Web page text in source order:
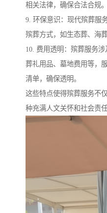
相关法律，确保合法合规。
9. 环保意识：现代殡葬服
殡葬方式，如生态葬、海
10. 费用透明：殡葬服务涉
葬礼用品、墓地费用等，
清单，确保透明。
这些特点使得殡葬服务不
种充满人文关怀和社会责任